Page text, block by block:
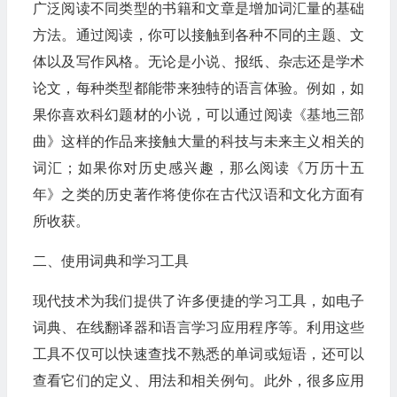
广泛阅读不同类型的书籍和文章是增加词汇量的基础
方法。通过阅读，你可以接触到各种不同的主题、文
体以及写作风格。无论是小说、报纸、杂志还是学术
论文，每种类型都能带来独特的语言体验。例如，如
果你喜欢科幻题材的小说，可以通过阅读《基地三部
曲》这样的作品来接触大量的科技与未来主义相关的
词汇；如果你对历史感兴趣，那么阅读《万历十五
年》之类的历史著作将使你在古代汉语和文化方面有
所收获。
二、使用词典和学习工具
现代技术为我们提供了许多便捷的学习工具，如电子
词典、在线翻译器和语言学习应用程序等。利用这些
工具不仅可以快速查找不熟悉的单词或短语，还可以
查看它们的定义、用法和相关例句。此外，很多应用